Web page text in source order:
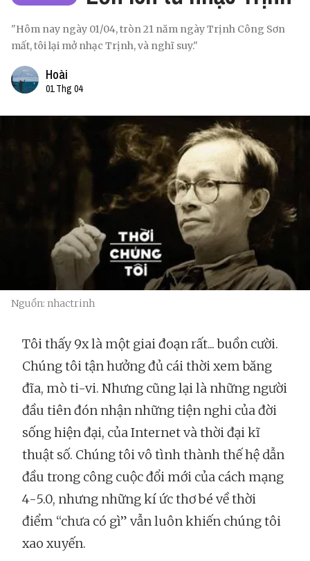
"Hôm nay ngày 01/04, tròn 21 năm ngày Trịnh Công Sơn
mất, tôi lại mở nhạc Trịnh, và nghĩ suy."
Hoài
01 Thg 04
Nguồn: nhactrinh
Tôi thấy 9x là một giai đoạn rất... buồn cười.
Chúng tôi tận hưởng đủ cái thời xem băng
đĩa, mò ti-vi. Nhưng cũng lại là những người
đầu tiên đón nhận những tiện nghi của đời
sống hiện đại, của Internet và thời đại kĩ
thuật số. Chúng tôi vô tình thành thế hệ dẫn
đầu trong công cuộc đổi mới của cách mạng
4-5.0, nhưng những kí ức thơ bé về thời
điểm “chưa có gì” vẫn luôn khiến chúng tôi
xao xuyến.